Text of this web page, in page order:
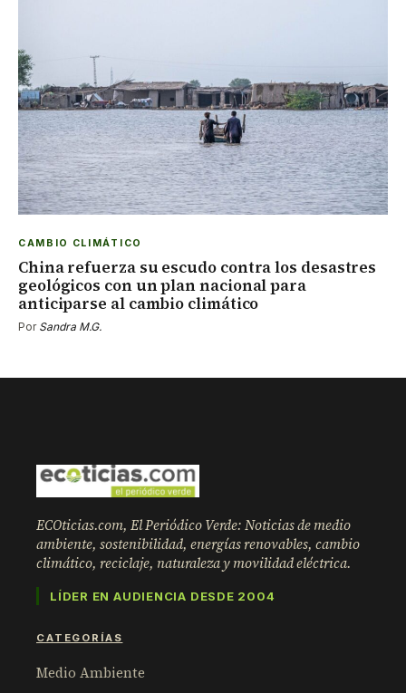
CAMBIO CLIMÁTICO
China refuerza su escudo contra los desastres
geológicos con un plan nacional para
anticiparse al cambio climático
Por Sandra M.G.
ECOticias.com, El Periódico Verde: Noticias de medio
ambiente, sostenibilidad, energías renovables, cambio
climático, reciclaje, naturaleza y movilidad eléctrica.
LÍDER EN AUDIENCIA DESDE 2004
CATEGORÍAS
Medio Ambiente